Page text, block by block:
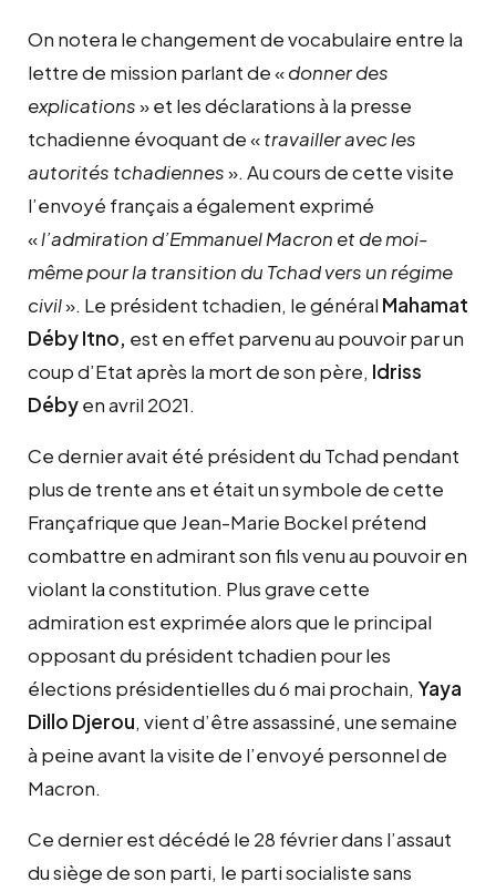
On notera le changement de vocabulaire entre la
lettre de mission parlant de «donner des
explications» et les déclarations à la presse
tchadienne évoquant de «travailler avec les
autorités tchadiennes». Au cours de cette visite
l’envoyé français a également exprimé
«l’admiration d’Emmanuel Macron et de moi-
même pour la transition du Tchad vers un régime
civil». Le président tchadien, le général Mahamat
Déby Itno, est en effet parvenu au pouvoir par un
coup d’Etat après la mort de son père, Idriss
Débyen avril 2021.
Ce dernier avait été président du Tchad pendant
plus de trente ans et était un symbole de cette
Françafrique que Jean-Marie Bockel prétend
combattre en admirant son fils venu au pouvoir en
violant la constitution. Plus grave cette
admiration est exprimée alors que le principal
opposant du président tchadien pour les
élections présidentielles du 6 mai prochain, Yaya
Dillo Djerou, vient d’être assassiné, une semaine
à peine avant la visite de l’envoyé personnel de
Macron.
Ce dernier est décédé le 28 février dans l’assaut
du siège de son parti, le parti socialiste sans